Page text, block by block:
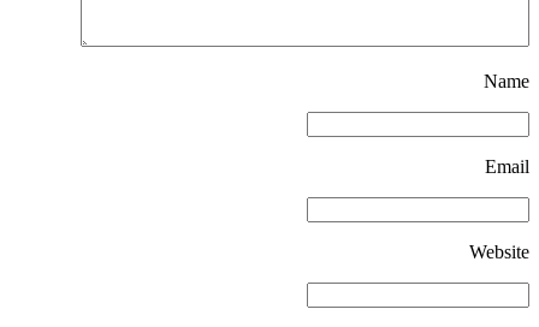
Name
Email
Website